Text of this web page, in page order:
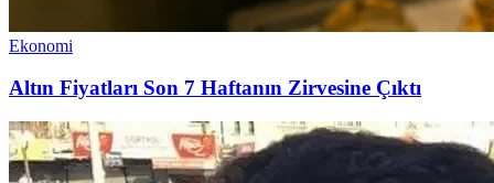
Ekonomi
Altın Fiyatları Son 7 Haftanın Zirvesine Çıktı